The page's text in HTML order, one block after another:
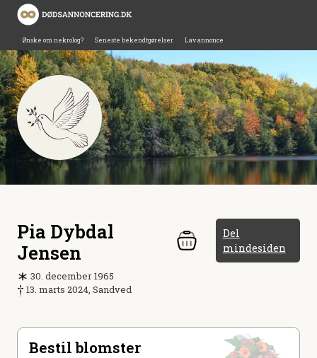
Ønske om nekrolog? Seneste bekendtgørelser Lav annonce
Pia Dybdal
Jensen
Del
mindesiden
30. december 1965
13. marts 2024, Sandved
Bestil blomster